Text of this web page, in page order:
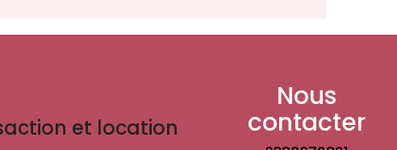
et location
Nous
contacter